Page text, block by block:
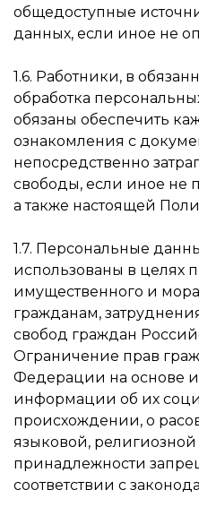
общедоступные
данных, если иное не
1.6. Работники, в
обработка
обязаны обеспечить
ознакомления с
непосредственно
свободы, если иное не
а также настоящей
1.7. Персональные
использованы в целях
имущественного и
гражданам,
свобод граждан
Ограничение прав
Федерации на основе
информации об их
происхождении, о
языковой,
принадлежности
соответствии с